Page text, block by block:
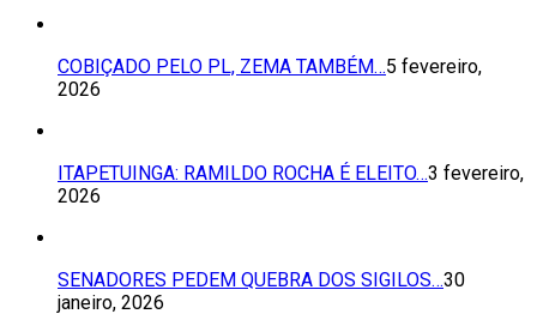
COBIÇADO PELO PL, ZEMA TAMBÉM…5 fevereiro,
2026
ITAPETUINGA: RAMILDO ROCHA É ELEITO…3 fevereiro,
2026
SENADORES PEDEM QUEBRA DOS SIGILOS…30
janeiro, 2026